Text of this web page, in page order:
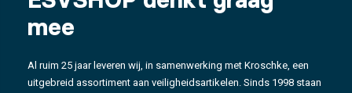
mee
Al ruim 25 jaar leveren wij, in samenwerking met Kroschke, een
uitgebreid assortiment aan veiligheidsartikelen. Sinds 1998 staan